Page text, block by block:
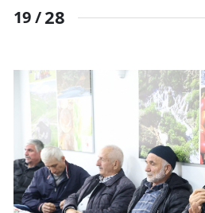
19 /28